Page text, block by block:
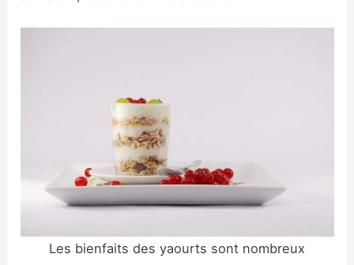
Les bienfaits des yaourts sont nombreux